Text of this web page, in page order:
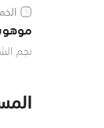
الخميس
موهوب
نجم